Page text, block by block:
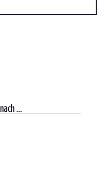
nach ...